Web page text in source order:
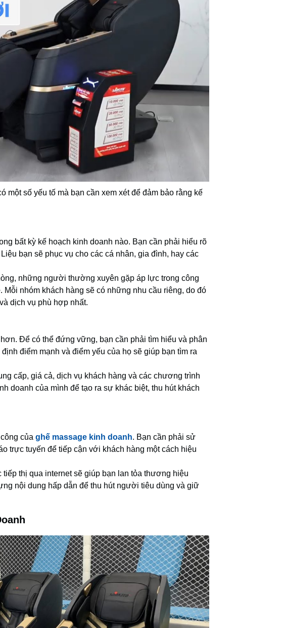
một số yếu tố mà bạn cần xem xét để đảm bảo rằng kế
bất kỳ kế hoạch kinh doanh nào. Bạn cần phải hiểu rõ
bạn sẽ phục vụ cho các cá nhân, gia đình, hay các
những người thường xuyên gặp áp lực trong công
nhóm khách hàng sẽ có những nhu cầu riêng, do đó
dịch vụ phù hợp nhất.
Để có thể đứng vững, bạn cần phải tìm hiểu và phân
điểm mạnh và điểm yếu của họ sẽ giúp bạn tìm ra
cấp, giá cả, dịch vụ khách hàng và các chương trình
doanh của mình để tạo ra sự khác biệt, thu hút khách
của ghế massage kinh doanh. Bạn cần phải sử
trực tuyến để tiếp cận với khách hàng một cách hiệu
thị qua internet sẽ giúp bạn lan tỏa thương hiệu
nội dung hấp dẫn để thu hút người tiêu dùng và giữ